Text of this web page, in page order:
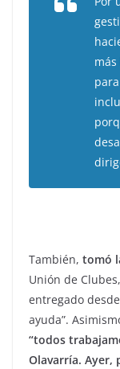
También, tomó
Unión de
entregado
ayuda”.
“todos
Olavarría. Ayer,